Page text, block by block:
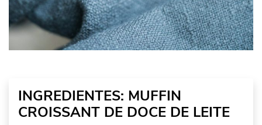
INGREDIENTES: MUFFIN
CROISSANT DE DOCE DE LEITE